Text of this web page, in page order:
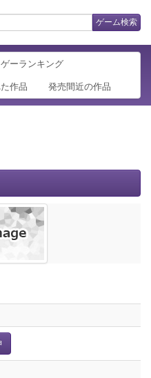
ゲーム検索
ーランキング
作品 発売間近の作品